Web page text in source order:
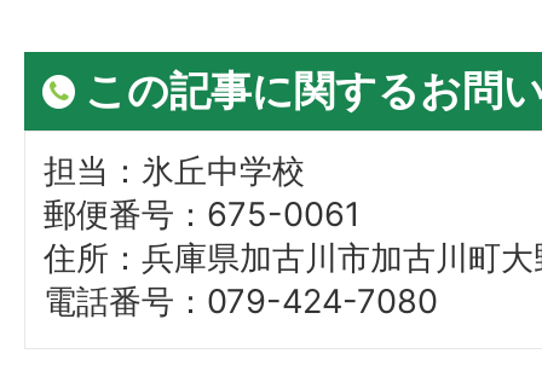
この記事に関するお問
担当：氷丘中学校
郵便番号：675-0061
住所：兵庫県加古川市加古川町
電話番号：079-424-7080